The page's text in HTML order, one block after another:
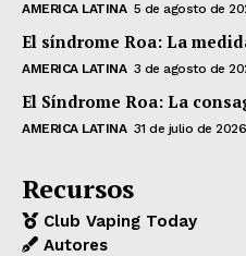
AMERICA LATINA 5 de agosto de
El síndrome Roa: La
AMERICA LATINA 3 de agosto de
El Síndrome Roa: La
AMERICA LATINA 31 de julio de 2026
Recursos
Club Vaping Today
Autores